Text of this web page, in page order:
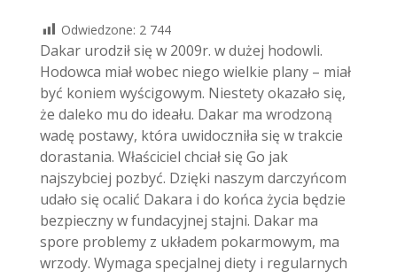
Odwiedzone: 2 744
Dakar urodził się w 2009r. w dużej hodowli.
Hodowca miał wobec niego wielkie plany – miał
być koniem wyścigowym. Niestety okazało się,
że daleko mu do ideału. Dakar ma wrodzoną
wadę postawy, która uwidoczniła się w trakcie
dorastania. Właściciel chciał się Go jak
najszybciej pozbyć. Dzięki naszym darczyńcom
udało się ocalić Dakara i do końca życia będzie
bezpieczny w fundacyjnej stajni. Dakar ma
spore problemy z układem pokarmowym, ma
wrzody. Wymaga specjalnej diety i regularnych